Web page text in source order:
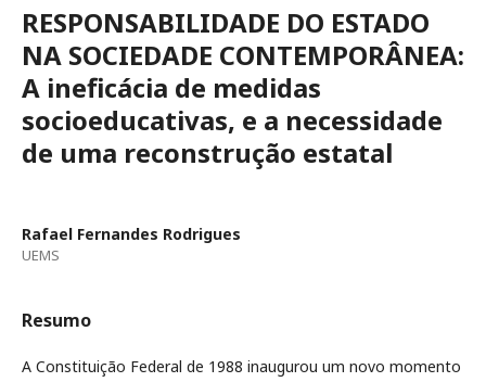
RESPONSABILIDADE DO ESTADO
NA SOCIEDADE CONTEMPORÂNEA:
A ineficácia de medidas
socioeducativas, e a necessidade
de uma reconstrução estatal
Rafael Fernandes Rodrigues
UEMS
Resumo
A Constituição Federal de 1988 inaugurou um novo momento